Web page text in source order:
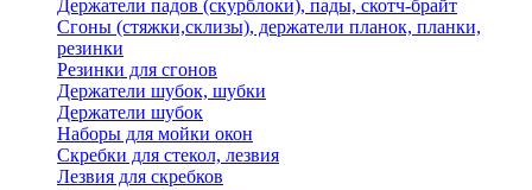
Держатели падов (скурблоки), пады, скотч-брайт
Сгоны (стяжки,склизы), держатели планок, планки,
резинки
Резинки для сгонов
Держатели шубок, шубки
Держатели шубок
Наборы для мойки окон
Скребки для стекол, лезвия
Лезвия для скребков